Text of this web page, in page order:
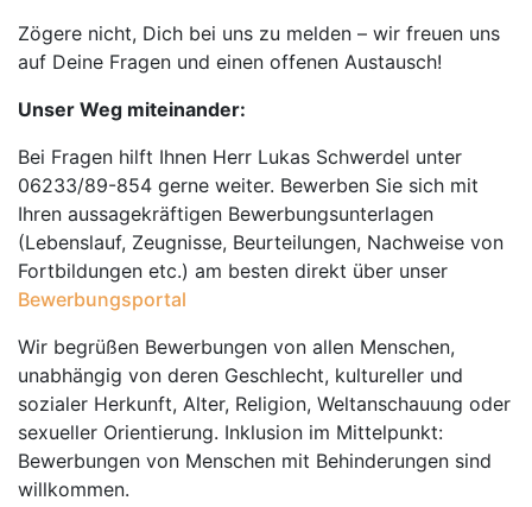
Zögere nicht, Dich bei uns zu melden – wir freuen uns
auf Deine Fragen und einen offenen Austausch!
Unser Weg miteinander:
Bei Fragen hilft Ihnen Herr Lukas Schwerdel unter
06233/89-854 gerne weiter. Bewerben Sie sich mit
Ihren aussagekräftigen Bewerbungsunterlagen
(Lebenslauf, Zeugnisse, Beurteilungen, Nachweise von
Fortbildungen etc.) am besten direkt über unser
Bewerbungsportal
Wir begrüßen Bewerbungen von allen Menschen,
unabhängig von deren Geschlecht, kultureller und
sozialer Herkunft, Alter, Religion, Weltanschauung oder
sexueller Orientierung. Inklusion im Mittelpunkt:
Bewerbungen von Menschen mit Behinderungen sind
willkommen.